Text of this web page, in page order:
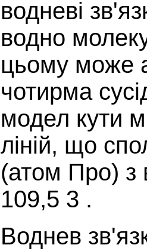
водневі
водно
цьому може
чотирма
модел кути
ліній, що
(атом Про) з
109,5 3 .
Воднев